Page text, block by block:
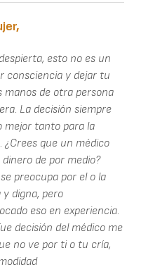
esto no es un
consciencia y dejar tu
manos de otra persona
La decisión siempre
mejor tanto para la
¿Crees que un médico
de por medio?
preocupa por el o la
digna, pero
eso en experiencia.
decisión del médico me
no ve por ti o tu cría,